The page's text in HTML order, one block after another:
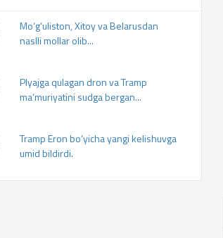
Mo‘g‘uliston, Xitoy va Belarusdan
naslli mollar olib...
Plyajga qulagan dron va Tramp
ma’muriyatini sudga bergan...
Tramp Eron bo‘yicha yangi kelishuvga
umid bildirdi.